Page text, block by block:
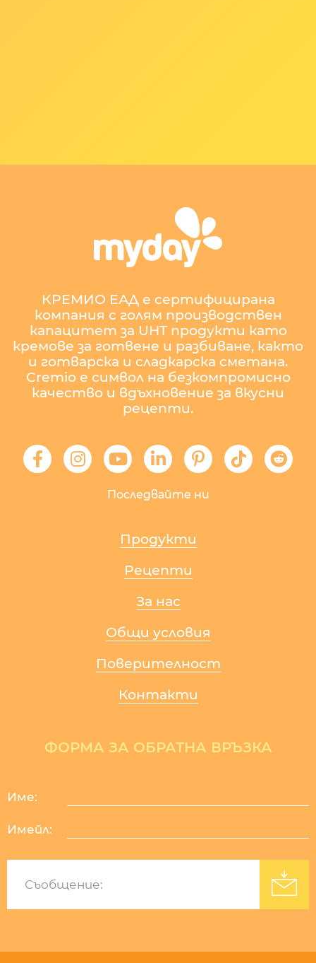
КРЕМИО ЕАД е сертифицирана
компания с голям производствен
капацитет за UHT продукти като
кремове за готвене и разбиване, както
и готварска и сладкарска сметана.
Cremio е символ на безкомпромисно
качество и вдъхновение за вкусни
рецепти.
Последвайте ни
Продукти
Рецепти
За нас
Общи условия
Поверителност
Контакти
ФОРМА ЗА ОБРАТНА ВРЪЗКА
Име:
Имейл:
Изработка на уеб сайт